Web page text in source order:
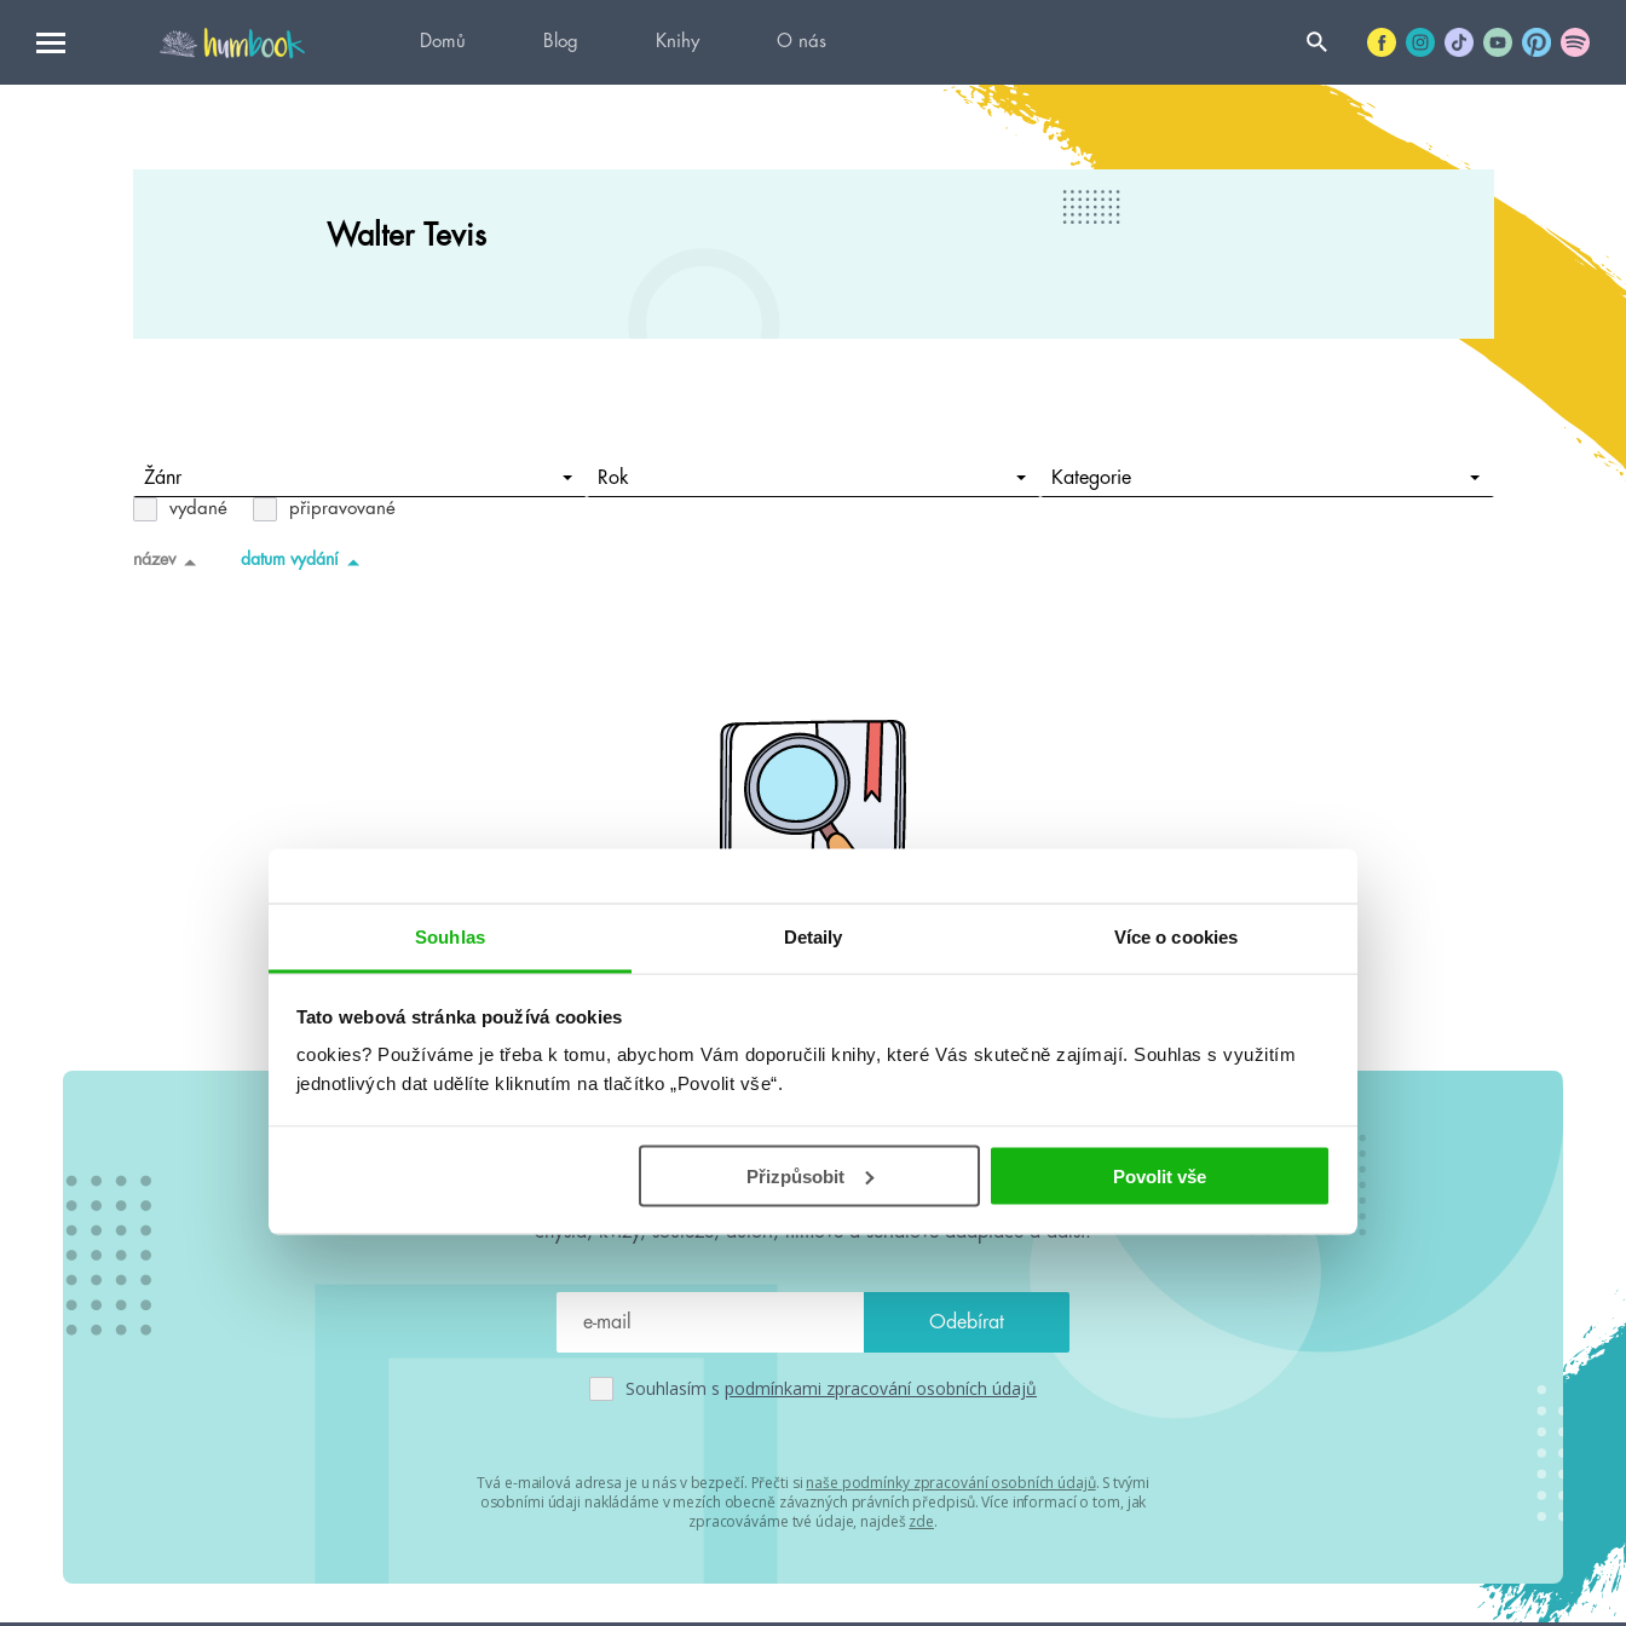
Souhlas Detaily Více o cookies
Tato webová stránka používá cookies
cookies? Používáme je třeba k tomu, abychom Vám doporučili knihy, které Vás skutečně zajímají. Souhlas s využitím
jednotlivých dat udělíte kliknutím na tlačítko „Povolit vše“.
Přizpůsobit Povolit vše
Domů Blog Knihy O nás
Walter Tevis
Žánr Rok Kategorie
vydané připravované
název datum vydání
#HumbookNews
Vše kolem #youngadult každý měsíc rovnou do mailu! Nové knihy, co se
chystá, kvízy, soutěže, autoři, filmové a seriálové adaptace a další.
Souhlasím s podmínkami zpracování osobních údajů
Tvá e-mailová adresa je u nás v bezpečí. Přečti si naše podmínky zpracování osobních údajů. S tvými
osobními údaji nakládáme v mezích obecně závazných právních předpisů. Více informací o tom, jak
zpracováváme tvé údaje, najdeš zde.